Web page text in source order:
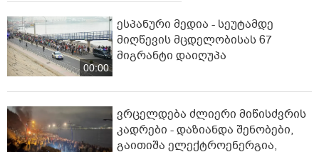
00:00
ესპანური მედია - სეუტამდე
მიღწევის მცდელობისას 67
მიგრანტი დაიღუპა
ვრცელდება ძლიერი მიწისძვრის
კადრები - დაზიანდა შენობები,
გაითიშა ელექტროენერგია,